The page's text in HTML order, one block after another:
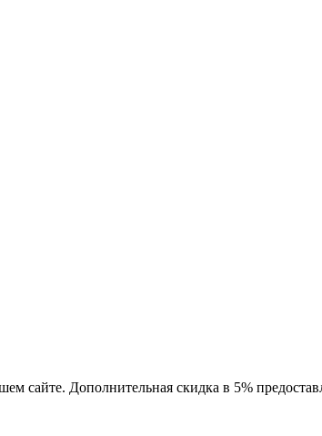
сайте. Дополнительная скидка в 5%